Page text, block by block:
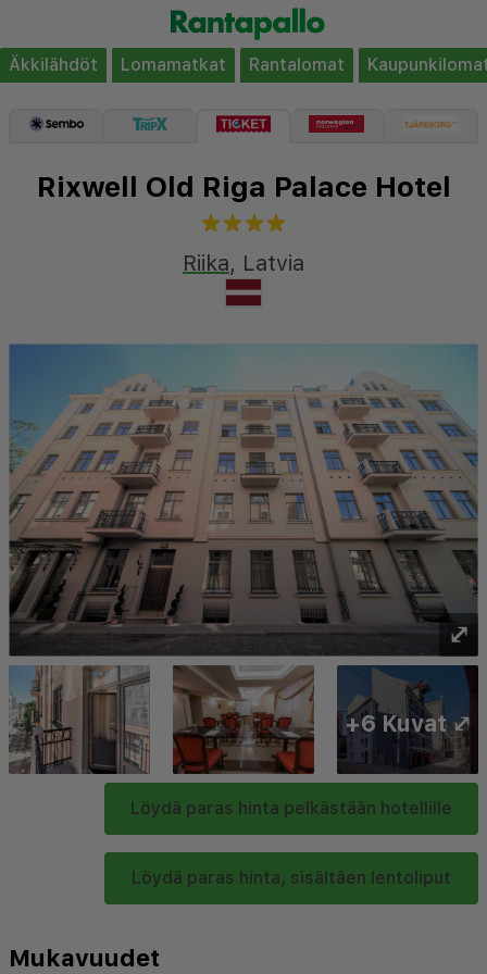
Äkkilähdöt Lomamatkat Rantalomat
Rixwell Old Riga Palace Hotel
Riika, Latvia
⤢
Löydä paras hinta pelkästään hotellille
Löydä paras hinta, sisältäen lentoliput
+6 Kuvat ⤢
Mukavuudet